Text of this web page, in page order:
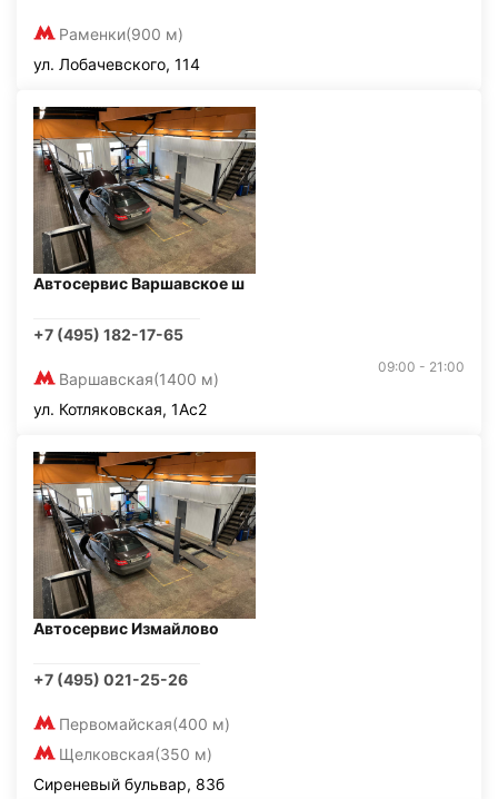
Раменки(900 м)
ул. Лобачевского, 114
Автосервис Варшавское ш
+7 (495) 182-17-65
Варшавская(1400 м)
09:00 - 21:00
ул. Котляковская, 1Ас2
Автосервис Измайлово
+7 (495) 021-25-26
Первомайская(400 м)
Щелковская(350 м)
Сиреневый бульвар, 83б